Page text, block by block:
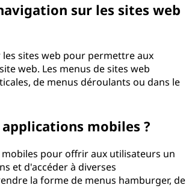
sur les sites web
sites web pour permettre aux
web. Les menus de sites web
de menus déroulants ou dans le
mobiles ?
pour offrir aux utilisateurs un
et d'accéder à diverses
la forme de menus hamburger, de